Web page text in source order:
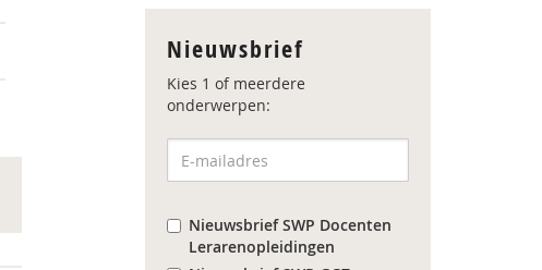
Nieuwsbrief
Kies 1 of meerdere
onderwerpen:
Nieuwsbrief SWP Docenten
Lerarenopleidingen